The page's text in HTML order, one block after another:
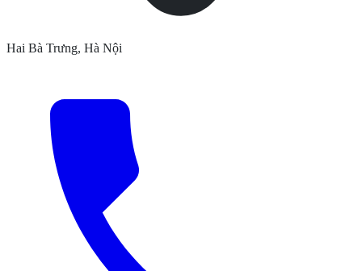
Hai Bà Trưng, Hà Nội